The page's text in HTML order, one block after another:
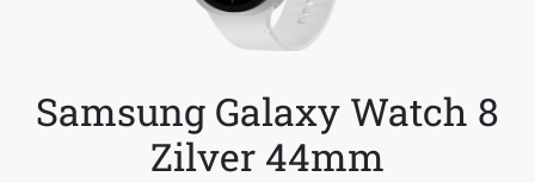
Samsung Galaxy Watch 8
Zilver 44mm